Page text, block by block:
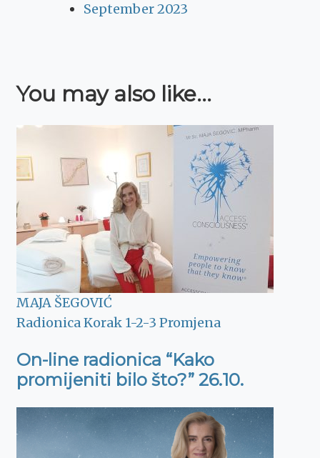
September 2023
You may also like...
MAJA ŠEGOVIĆ
Radionica Korak 1-2-3 Promjena
On-line radionica “Kako
promijeniti bilo što?” 26.10.